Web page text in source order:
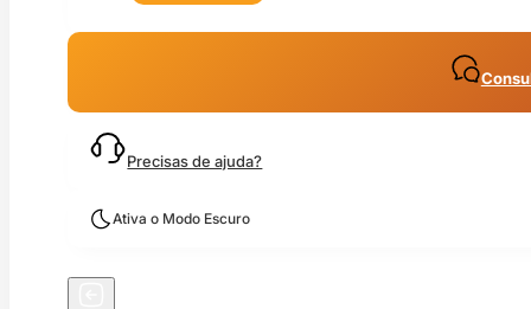
Precisas de ajuda?
Ativa o Modo Escuro